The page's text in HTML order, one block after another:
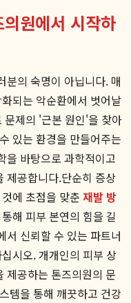
원에서 시작하
분의 숙명이 아닙니다. 매
되는 악순환에서 벗어날
문제의 '근본 원인'을 찾아
있는 환경을 만들어주는
을 바탕으로 과학적이고
제공합니다.단순히 증상
에 초점을 맞춘 재발 방
해 피부 본연의 힘을 길
서 신뢰할 수 있는 파트너
시오. 개개인의 피부 상
제공하는 톤즈의원의 문
템을 통해 깨끗하고 건강